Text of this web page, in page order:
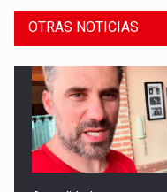
OTRAS NOTICIAS